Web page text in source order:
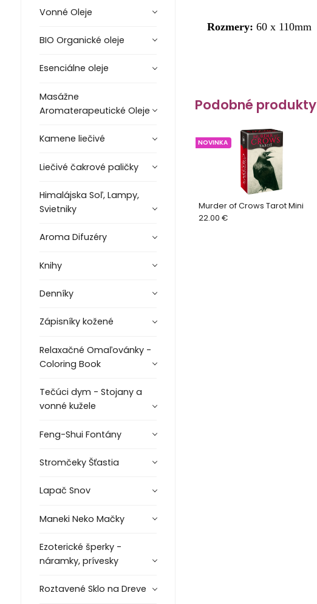
Vonné Oleje
BIO Organické oleje
Esenciálne oleje
Masážne
Aromaterapeutické Oleje
Kamene liečivé
Liečivé čakrové paličky
Himalájska Soľ, Lampy,
Svietniky
Aroma Difuzéry
Knihy
Denníky
Zápisníky kožené
Relaxačné Omaľovánky -
Coloring Book
Tečúci dym - Stojany a
vonné kužele
Feng-Shui Fontány
Stromčeky Šťastia
Lapač Snov
Maneki Neko Mačky
Ezoterické šperky -
náramky, prívesky
Roztavené Sklo na Dreve
Rozmery: 60 x 110mm
Podobné produkty
Murder of Crows Tarot Mini
NOVINKA
22.00 €